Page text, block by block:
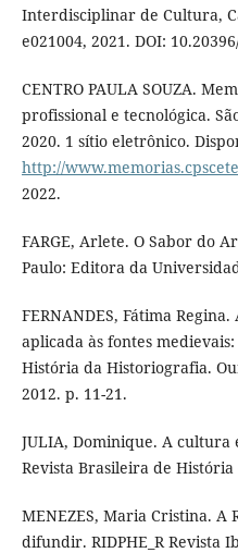
Interdisciplinar de Cultura,
e021004, 2021. DOI:
CENTRO PAULA SOUZA.
profissional e tecnológica.
2020. 1 sítio eletrônico.
http://
2022.
FARGE, Arlete. O Sabor do
Paulo: Editora da
FERNANDES, Fátima
aplicada às fontes
História da Historiografia.
2012. p. 11-21.
JULIA, Dominique. A cultura
Revista Brasileira de História
MENEZES, Maria Cristina. A
difundir. RIDPHE_R Revista